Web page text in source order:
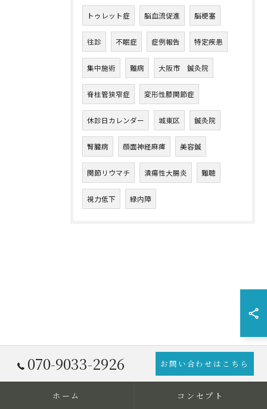
トゥレット症 脳血流促進 脳梗塞
往診 不眠症 症例報告 特定疾患
集中施術 難病 大阪市 鍼灸院
脊柱管狭窄症 変形性膝関節症
休診日カレンダー 城東区 鍼灸院
腎臓病 顔面神経麻痺 美容鍼
関節リウマチ 潰瘍性大腸炎 難聴
視力低下 緑内障
070-9033-2926 お問い合わせはこちら
ホーム コンセプト